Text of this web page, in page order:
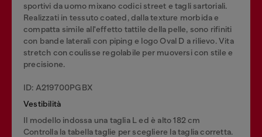
sportivi da uomo mixano codici street e tagli sartoriali.
Realizzati in tessuto coated, dalla texture morbida e
compatta simile all'effetto tattile della pelle, sono rifiniti
con bande laterali con piping e logo Oval D a rilievo. Vita
stretch con coulisse regolabile per muoversi con stile e
precisione.
ID: A219700PGBX
Vestibilità
Il modello indossa una taglia L ed è alto 182 cm
Controlla la tabella taglie per scegliere la taglia corretta.